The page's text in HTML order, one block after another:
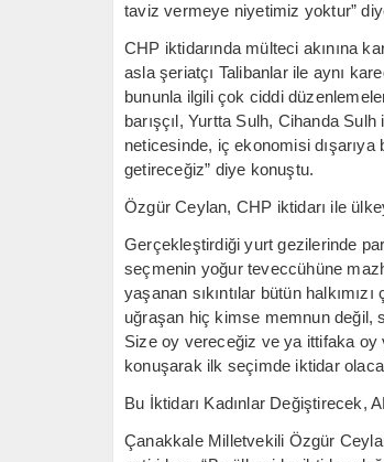
taviz vermeye niyetimiz yoktur”
CHP iktidarında mülteci akınına
asla şeriatçı Talibanlar ile aynı
bununla ilgili çok ciddi
barışçıl, Yurtta Sulh, Cihanda
neticesinde, iç ekonomisi
getireceğiz” diye konuştu.
Özgür Ceylan, CHP iktidarı ile
Gerçekleştirdiği yurt gezilerinde
seçmenin yoğur teveccühüne
yaşanan sıkıntılar bütün
uğraşan hiç kimse memnun değil,
Size oy vereceğiz ve ya ittifaka oy
konuşarak ilk seçimde iktidar
Bu İktidarı Kadınlar Değiştirecek,
Çanakkale Milletvekili Özgür